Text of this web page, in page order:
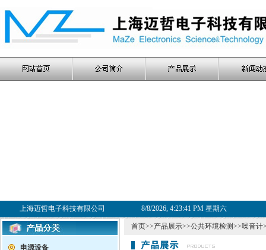
上海迈哲电子科技有限公司 8/8/2026, 4:23:41 PM 星期六
电源设备
首页>>产品展示>>公共环境检测>>噪音计